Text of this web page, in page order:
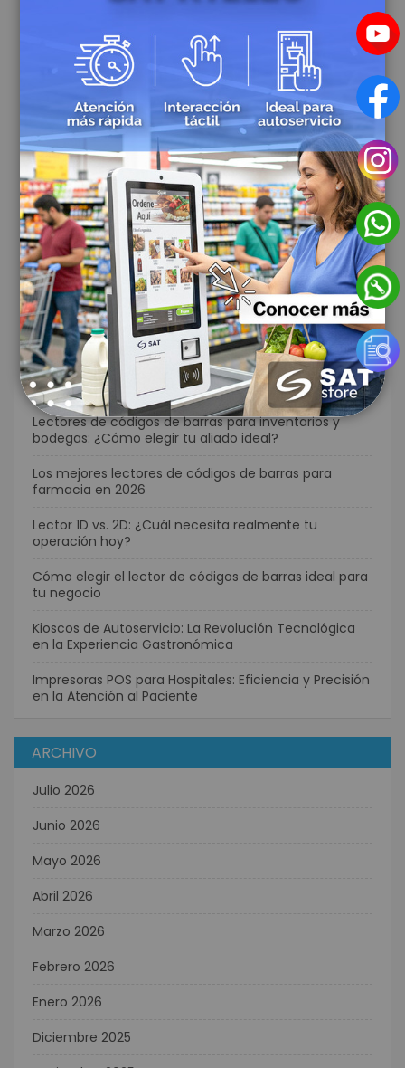
Terminales POS: cómo elegir la mejor para tu
negocio
Cómo mejorar el control de efectivo en tu punto de
Cómo elegir el cajón monedero ideal para tu negocio
Impresoras POS para tiendas: ¿Cómo elegir la mejor
opción para tu punto de venta?
Impresoras POS para restaurantes: ¿Cómo elegir la
mejor opción para tu cocina y salón?
Impresora térmica vs. matriz de puntos: ¿Cuál es la
inversión correcta para tu negocio?
Impresoras POS: ¿Cómo elegir la herramienta que
acelerará tu punto de venta?
Errores comunes al implementar lectores de códigos
de barras (y cómo evitarlos)
Lectores de códigos de barras para inventarios y
bodegas: ¿Cómo elegir tu aliado ideal?
Los mejores lectores de códigos de barras para
farmacia en 2026
Lector 1D vs. 2D: ¿Cuál necesita realmente tu
operación hoy?
Cómo elegir el lector de códigos de barras ideal para
tu negocio
Kioscos de Autoservicio: La Revolución Tecnológica
en la Experiencia Gastronómica
Impresoras POS para Hospitales: Eficiencia y Precisión
en la Atención al Paciente
ARCHIVO
Julio 2026
Junio 2026
Mayo 2026
Abril 2026
Marzo 2026
Febrero 2026
Enero 2026
Diciembre 2025